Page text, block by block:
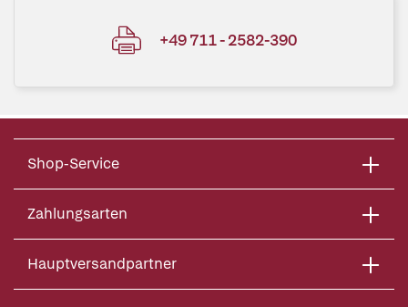
+49 711 - 2582-390
Shop-Service
Zahlungsarten
Hauptversandpartner